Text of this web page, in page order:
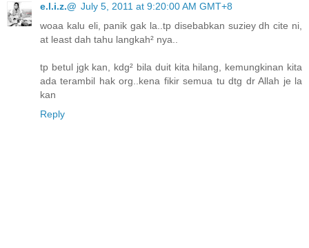
e.l.i.z.@ July 5, 2011 at 9:20:00 AM GMT+8
woaa kalu eli, panik gak la..tp disebabkan suziey dh cite ni,
at least dah tahu langkah² nya..
tp betul jgk kan, kdg² bila duit kita hilang, kemungkinan kita
ada terambil hak org..kena fikir semua tu dtg dr Allah je la
kan
Reply